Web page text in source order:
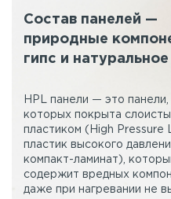
Состав панелей —
природные
гипс и
HPL панели — это панели,
которых покрыта
пластиком (High Pressure
пластик высокого
компакт-ламинат),
содержит вредных
даже при нагревании не